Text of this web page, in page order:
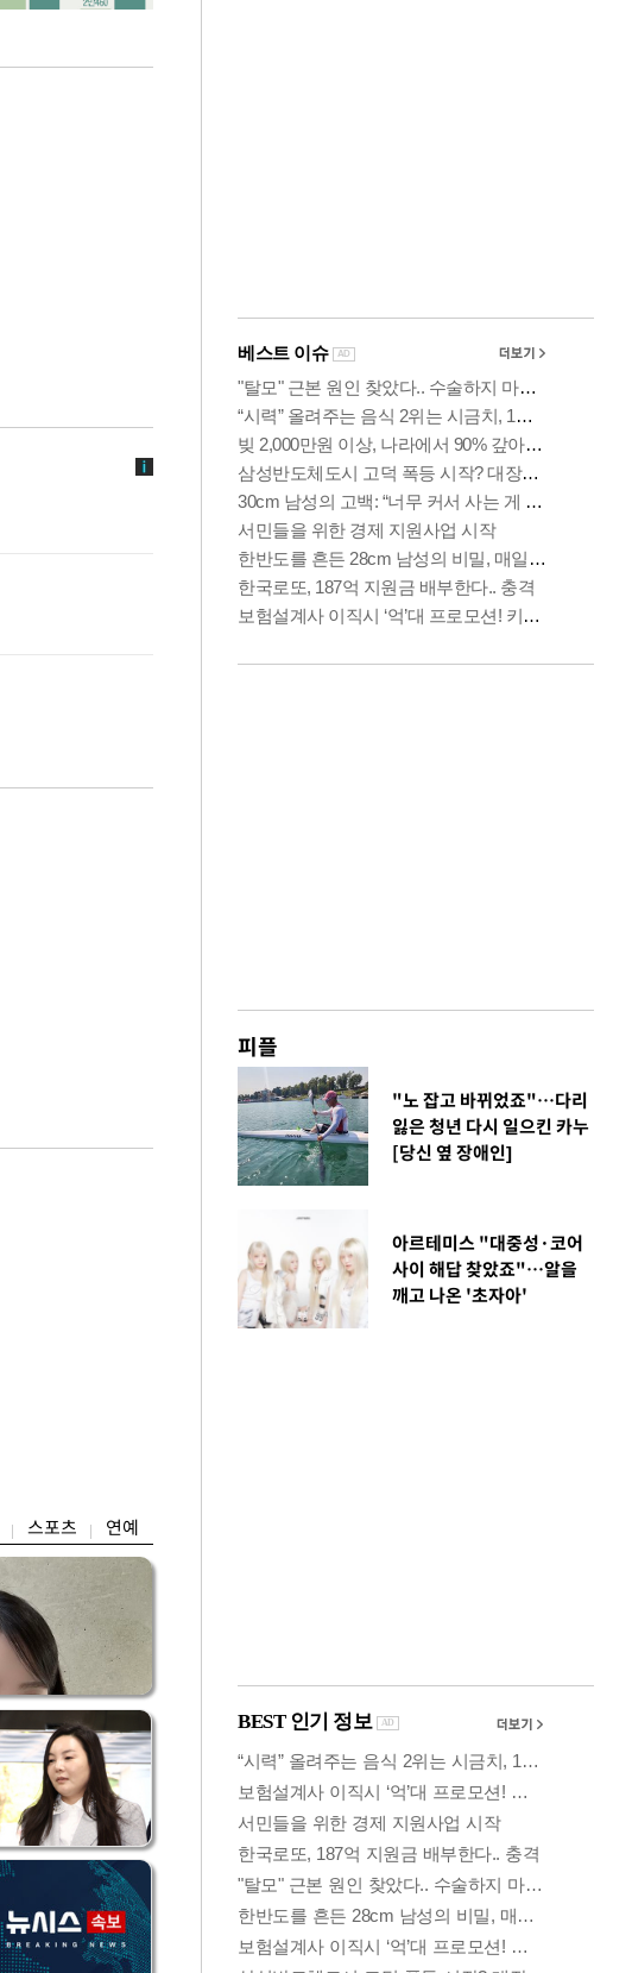
스포츠 연예
피플
"노 잡고 바뀌었죠"…다리
잃은 청년 다시 일으킨 카누
[당신 옆 장애인]
아르테미스 "대중성·코어
사이 해답 찾았죠"…알을
깨고 나온 '초자아'